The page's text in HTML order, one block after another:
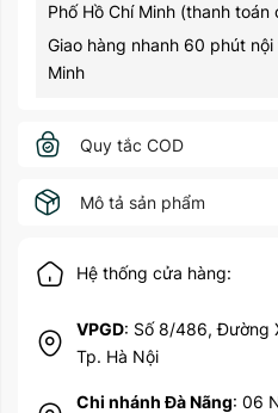
Phố Hồ Chí Minh (thanh toán
Giao hàng nhanh 60 phút
Minh
Quy tắc COD
Mô tả sản phẩm
Hệ thống cửa hàng:
VPGD: Số 8/486, Đường
Tp. Hà Nội
Chi nhánh Đà Nãng: 06